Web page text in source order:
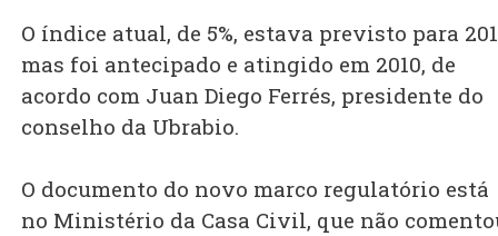
O índice atual, de 5%, estava previsto para
mas foi antecipado e atingido em 2010, de
acordo com Juan Diego Ferrés, presidente do
conselho da Ubrabio.
O documento do novo marco regulatório está
no Ministério da Casa Civil, que não